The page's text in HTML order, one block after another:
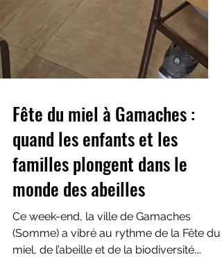
Fête du miel à Gamaches :
quand les enfants et les
familles plongent dans le
monde des abeilles
Ce week-end, la ville de Gamaches